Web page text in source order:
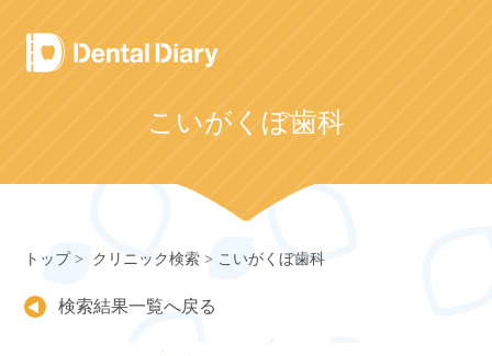
Skip
to
content
こいがくぼ歯科
トップ クリニック検索 こいがくぼ歯科
検索結果一覧へ戻る